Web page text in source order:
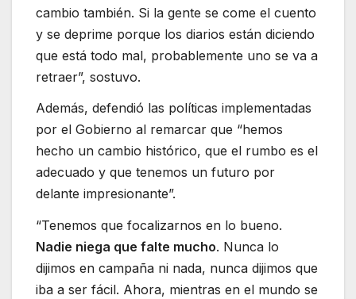
cambio también. Si la gente se come el cuento
y se deprime porque los diarios están diciendo
que está todo mal, probablemente uno se va a
retraer”, sostuvo.
Además, defendió las políticas implementadas
por el Gobierno al remarcar que “hemos
hecho un cambio histórico, que el rumbo es el
adecuado y que tenemos un futuro por
delante impresionante”.
“Tenemos que focalizarnos en lo bueno.
Nadie niega que falte mucho. Nunca lo
dijimos en campaña ni nada, nunca dijimos que
iba a ser fácil. Ahora, mientras en el mundo se